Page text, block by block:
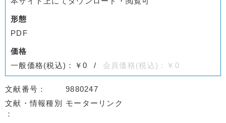
形態
PDF
価格
一般価格(税込)：￥0
会員価格(税込)：￥0
文献番号
9880247
文献・情報種別
モーターリンク